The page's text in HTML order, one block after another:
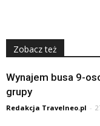
Zobacz też
Wynajem busa 9-
grupy
Redakcja Travelneo.pl -